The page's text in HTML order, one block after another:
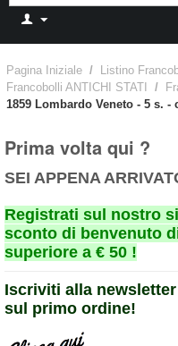
Pagina Iniziale / Listino
Francobolli ANTICHI STATI
/
1859 Lombardo Veneto - 5 s. -
Prima volta qui ?
SEI APPENA
Registrati sul nostro
sconto di benvenuto
superiore a € 50 !
Iscriviti alla
sul primo ordine!